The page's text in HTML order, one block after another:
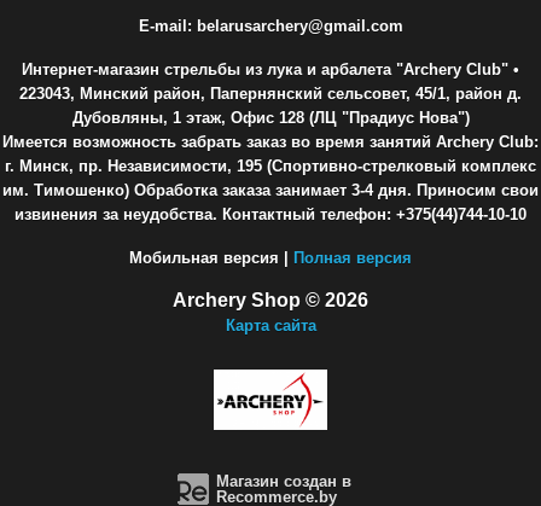
E-mail: belarusarchery@gmail.com
Интернет-магазин стрельбы из лука и арбалета "Archery Club" •
223043, Минский район, Папернянский сельсовет, 45/1, район д.
Дубовляны, 1 этаж, Офис 128 (ЛЦ "Прадиус Нова")
Имеется возможность забрать заказ во время занятий Archery Club:
г. Минск, пр. Независимости, 195 (Спортивно-стрелковый комплекс
им. Тимошенко) Обработка заказа занимает 3-4 дня. Приносим свои
извинения за неудобства. Контактный телефон: +375(44)744-10-10
Мобильная версия | Полная версия
Archery Shop © 2026
Карта сайта
Магазин создан в
Recommerce.by